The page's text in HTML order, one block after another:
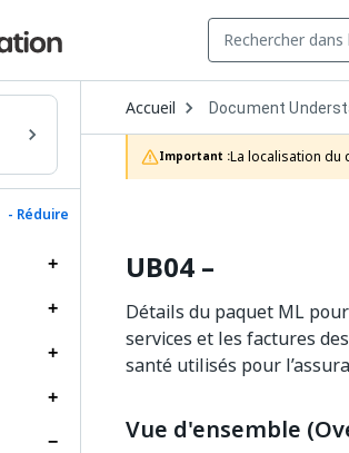
- Réduire
Accueil Open
Dropdown
to
choose
product
Document
Important :La localisation du
UB04 –
Détails du paquet ML
services et les factures
santé utilisés pour
Vue d'ensemble